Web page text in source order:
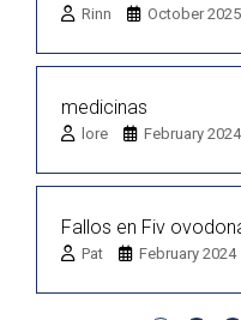
Rinn October 2025
medicinas
lore February 2024
Fallos en Fiv
Pat February 2024